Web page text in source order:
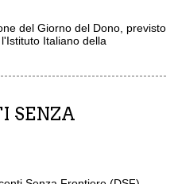
del Giorno del Dono, previsto
Italiano della
SENZA